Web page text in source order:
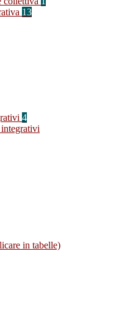
13
4
in tabelle)